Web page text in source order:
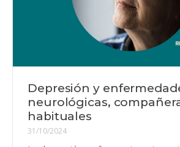
Depresión y
neurológicas,
habituales
31/10/2024